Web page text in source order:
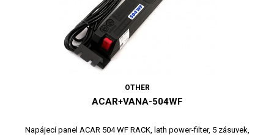
OTHER
ACAR+VANA-504WF
Napájecí panel ACAR 504 WF RACK, lath power-filter, 5 zásuvek,